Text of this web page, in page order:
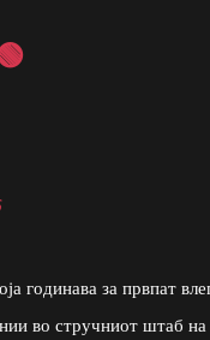
годинава за првпат
во стручниот штаб на